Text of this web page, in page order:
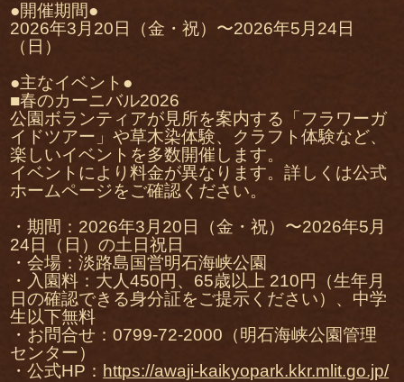
●開催期間●
2026年3月20日（金・祝）〜2026年5月24日
（日）
●主なイベント●
■春のカーニバル2026
公園ボランティアが見所を案内する「フラワーガ
イドツアー」や草木染体験、クラフト体験など、
楽しいイベントを多数開催します。
イベントにより料金が異なります。詳しくは公式
ホームページをご確認ください。
・期間：2026年3月20日（金・祝）〜2026年5月
24日（日）の土日祝日
・会場：淡路島国営明石海峡公園
・入園料：大人450円、65歳以上 210円（生年月
日の確認できる身分証をご提示ください）、中学
生以下無料
・お問合せ：0799-72-2000（明石海峡公園管理
センター）
・公式HP： https://awaji-kaikyopark.kkr.mlit.go.jp/